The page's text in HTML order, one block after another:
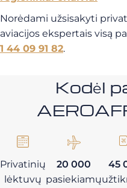
Norėdami užsisakyti
aviacijos ekspertais visą
1 44 09 91 82.
Kodėl
Privatinių
lėktuvų
20 000
pasiekiamų
45